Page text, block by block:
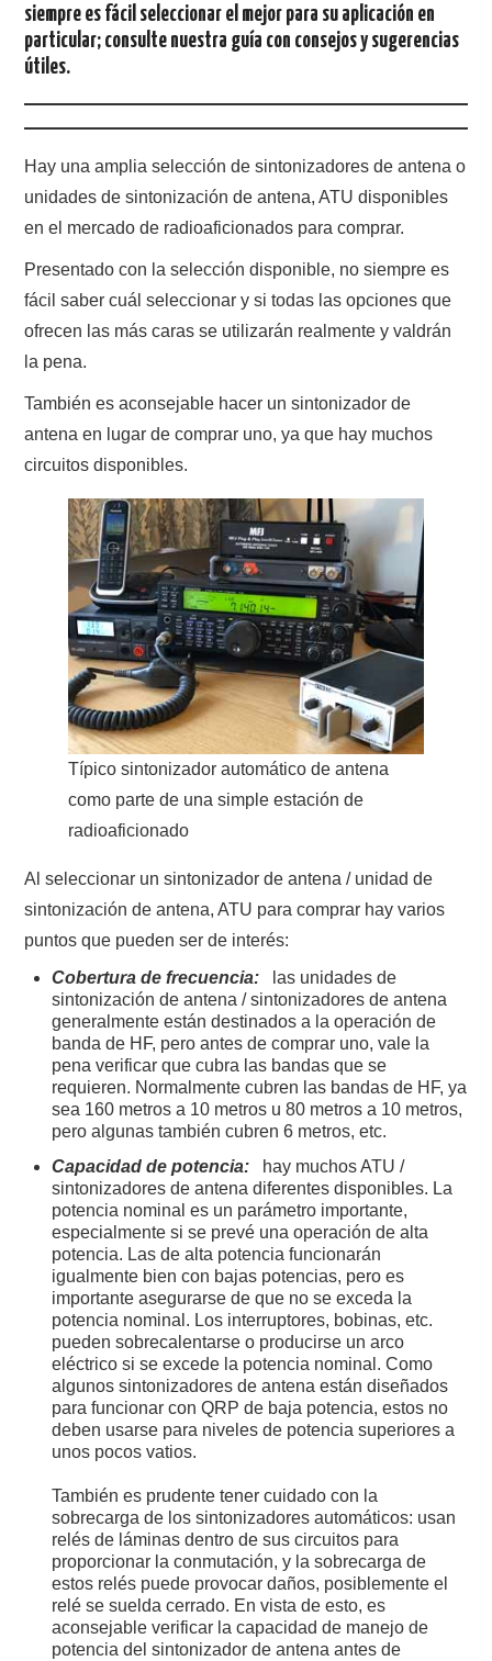
siempre es fácil seleccionar el mejor para su aplicación en
particular; consulte nuestra guía con consejos y sugerencias
útiles.
Hay una amplia selección de sintonizadores de antena o
unidades de sintonización de antena, ATU disponibles
en el mercado de radioaficionados para comprar.
Presentado con la selección disponible, no siempre es
fácil saber cuál seleccionar y si todas las opciones que
ofrecen las más caras se utilizarán realmente y valdrán
la pena.
También es aconsejable hacer un sintonizador de
antena en lugar de comprar uno, ya que hay muchos
circuitos disponibles.
Típico sintonizador automático de antena
como parte de una simple estación de
radioaficionado
Al seleccionar un sintonizador de antena / unidad de
sintonización de antena, ATU para comprar hay varios
puntos que pueden ser de interés:
Cobertura de frecuencia: las unidades de
sintonización de antena / sintonizadores de antena
generalmente están destinados a la operación de
banda de HF, pero antes de comprar uno, vale la
pena verificar que cubra las bandas que se
requieren. Normalmente cubren las bandas de HF, ya
sea 160 metros a 10 metros u 80 metros a 10 metros,
pero algunas también cubren 6 metros, etc.
Capacidad de potencia: hay muchos ATU /
sintonizadores de antena diferentes disponibles. La
potencia nominal es un parámetro importante,
especialmente si se prevé una operación de alta
potencia. Las de alta potencia funcionarán
igualmente bien con bajas potencias, pero es
importante asegurarse de que no se exceda la
potencia nominal. Los interruptores, bobinas, etc.
pueden sobrecalentarse o producirse un arco
eléctrico si se excede la potencia nominal. Como
algunos sintonizadores de antena están diseñados
para funcionar con QRP de baja potencia, estos no
deben usarse para niveles de potencia superiores a
unos pocos vatios.
También es prudente tener cuidado con la
sobrecarga de los sintonizadores automáticos: usan
relés de láminas dentro de sus circuitos para
proporcionar la conmutación, y la sobrecarga de
estos relés puede provocar daños, posiblemente el
relé se suelda cerrado. En vista de esto, es
aconsejable verificar la capacidad de manejo de
potencia del sintonizador de antena antes de